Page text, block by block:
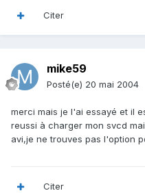
Citer
mike59
Posté(e) 20 mai 2004
merci mais je l'ai essayé et il
reussi à charger mon svcd
avi,je ne trouves pas l'option
Citer